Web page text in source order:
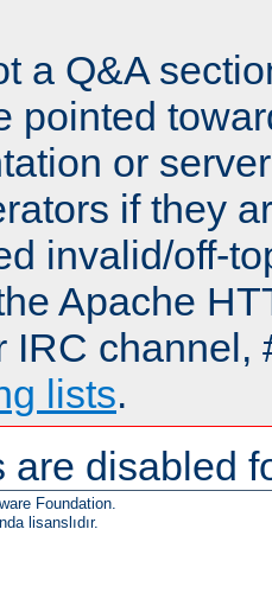
a Q&A
pointed
or
if they
invalid/off-
Apache
IRC channel,
lists.
are disabled
Foundation.
lisanslıdır.